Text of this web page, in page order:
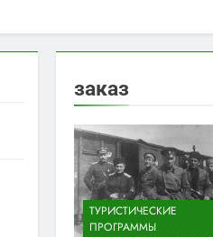
заказ
ТУРИСТИЧЕСКИЕ
ПРОГРАММЫ